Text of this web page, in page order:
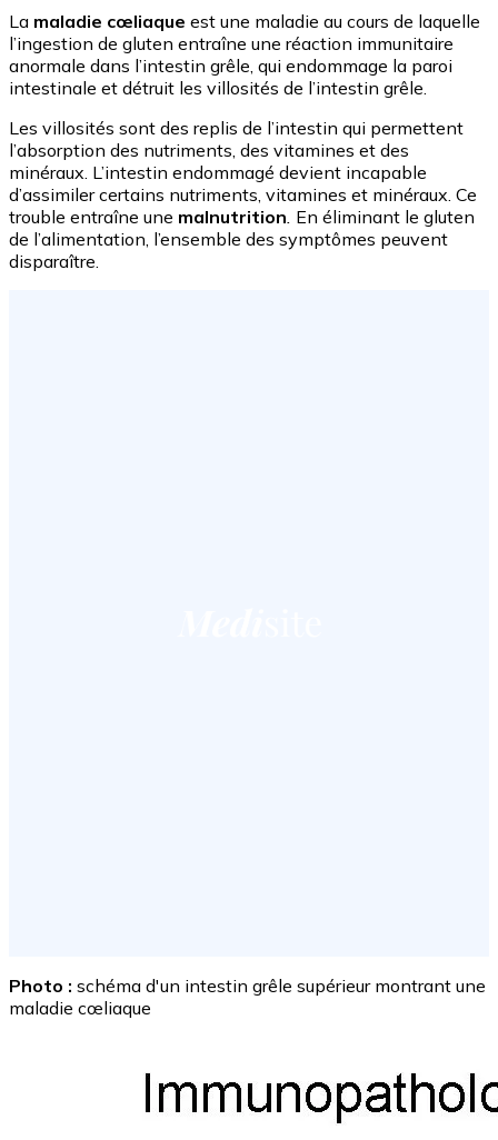
La maladie cœliaque est une maladie au cours de laquelle
l’ingestion de gluten entraîne une réaction immunitaire
anormale dans l’intestin grêle, qui endommage la paroi
intestinale et détruit les villosités de l’intestin grêle.
Les villosités sont des replis de l’intestin qui permettent
l’absorption des nutriments, des vitamines et des
minéraux. L’intestin endommagé devient incapable
d’assimiler certains nutriments, vitamines et minéraux. Ce
trouble entraîne une malnutrition. En éliminant le gluten
de l’alimentation, l’ensemble des symptômes peuvent
disparaître.
Photo : schéma d'un intestin grêle supérieur montrant une
maladie cœliaque